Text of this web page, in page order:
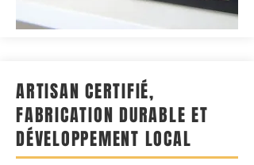
ARTISAN CERTIFIÉ,
FABRICATION DURABLE ET
DÉVELOPPEMENT LOCAL